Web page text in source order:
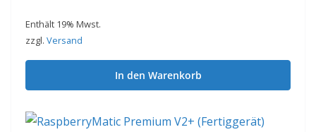
Enthält 19% Mwst.
zzgl. Versand
In den Warenkorb